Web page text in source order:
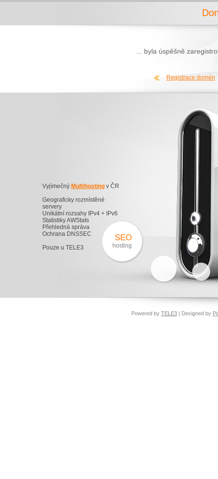
... byla úspěšně
Registrace domén
Vyjímečný Multihosting v ČR
Geograficky rozmístěné
servery
Unikátní rozsahy IPv4 + IPv6
Statistiky AWStats
Přehledná správa
Ochrana DNSSEC
Pouze u TELE3
SEO
hosting
Powered by TELE3| Designed by